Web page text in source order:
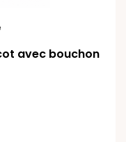
avec bouchon